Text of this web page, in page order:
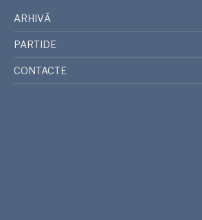
ARHIVĂ
PARTIDE
CONTACTE